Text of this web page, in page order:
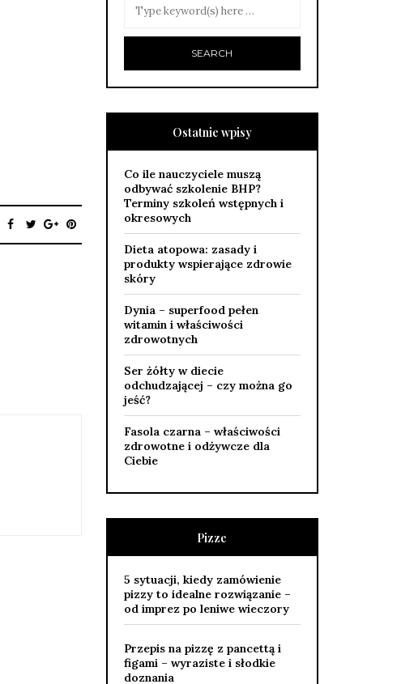
Ostatnie wpisy
Co ile nauczyciele muszą
odbywać szkolenie BHP?
Terminy szkoleń wstępnych i
okresowych
Dieta atopowa: zasady i
produkty wspierające zdrowie
skóry
Dynia – superfood pełen
witamin i właściwości
zdrowotnych
Ser żółty w diecie
odchudzającej – czy można go
jeść?
Fasola czarna – właściwości
zdrowotne i odżywcze dla
Ciebie
Pizze
5 sytuacji, kiedy zamówienie
pizzy to idealne rozwiązanie –
od imprez po leniwe wieczory
Przepis na pizzę z pancettą i
figami – wyraziste i słodkie
doznania